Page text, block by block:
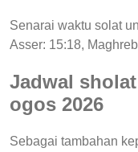
Senarai waktu solat
Asser: 15:18,
Jadwal
ogos 2026
Sebagai tambahan